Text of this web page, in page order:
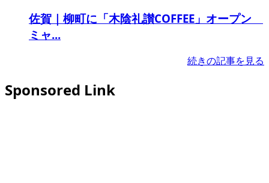
佐賀｜柳町に「木陰礼讃COFFEE」オープン
ミャ...
続きの記事を見る
Sponsored Link